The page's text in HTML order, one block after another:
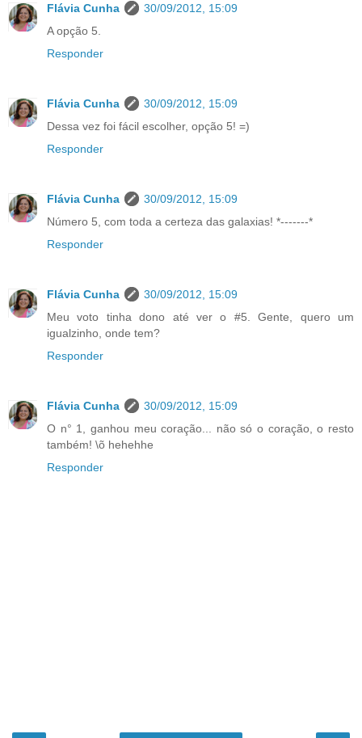
Flávia Cunha
30/09/2012, 15:09
A opção 5.
Responder
Flávia Cunha
30/09/2012, 15:09
Dessa vez foi fácil escolher, opção 5! =)
Responder
Flávia Cunha
30/09/2012, 15:09
Número 5, com toda a certeza das galaxias! *-------*
Responder
Flávia Cunha
30/09/2012, 15:09
Meu voto tinha dono até ver o #5. Gente, quero um
igualzinho, onde tem?
Responder
Flávia Cunha
30/09/2012, 15:09
O n° 1, ganhou meu coração... não só o coração, o resto
também! \õ hehehhe
Responder